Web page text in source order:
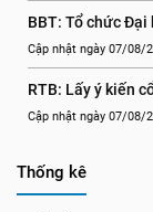
BBT: Tổ chức
Cập nhật ngày 07/08/
RTB: Lấy ý kiến
Cập nhật ngày 07/08/
Thống kê